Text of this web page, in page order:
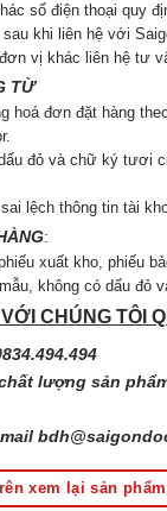
số điện thoại quy
sau khi liên hệ với
vị khác liên hệ tư
TỪ
hoá đơn đặt hàng
đỏ và chữ ký tươi
lệch thông tin tài
:
xuất kho, phiếu
không có dấu đỏ
CHÚNG TÔI
lượng sản
xem lại sản